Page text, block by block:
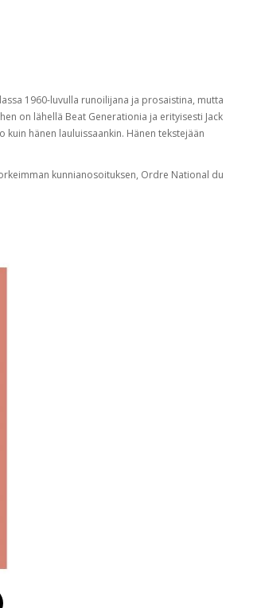
1960-luvulla runoilijana ja prosaistina, mutta
on lähellä Beat Generationia ja erityisesti Jack
hänen lauluissaankin. Hänen tekstejään
kunnianosoituksen, Ordre National du